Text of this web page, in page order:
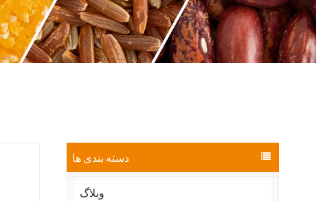
Indonesia
Tiếng việt
دسته بندی ها
وبلاگ